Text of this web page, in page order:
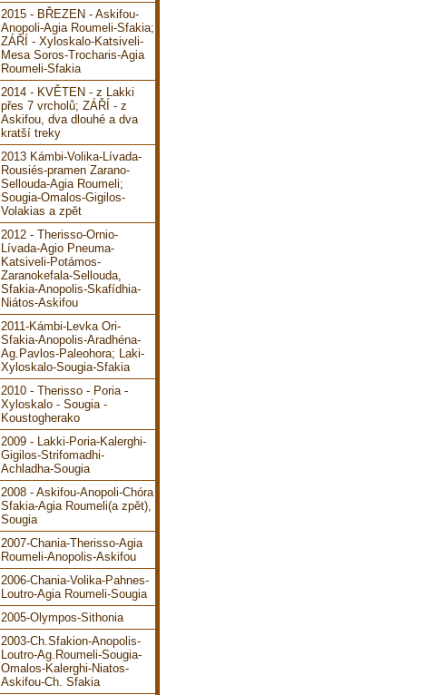
2015 - BŘEZEN - Askifou-
Anopoli-Agia Roumeli-Sfakia;
ZÁŘÍ - Xyloskalo-Katsiveli-
Mesa Soros-Trocharis-Agia
Roumeli-Sfakia
2014 - KVĚTEN - z Lakki
přes 7 vrcholů; ZÁŘÍ - z
Askifou, dva dlouhé a dva
kratší treky
2013 Kámbi-Volika-Lívada-
Rousiés-pramen Zarano-
Sellouda-Agia Roumeli;
Sougia-Omalos-Gigilos-
Volakias a zpět
2012 - Therisso-Ornio-
Lívada-Agio Pneuma-
Katsiveli-Potámos-
Zaranokefala-Sellouda,
Sfakia-Anopolis-Skafídhia-
Niátos-Askifou
2011-Kámbi-Levka Ori-
Sfakia-Anopolis-Aradhéna-
Ag.Pavlos-Paleohora; Laki-
Xyloskalo-Sougia-Sfakia
2010 - Therisso - Poria -
Xyloskalo - Sougia -
Koustogherako
2009 - Lakki-Poria-Kalerghi-
Gigilos-Strifomadhi-
Achladha-Sougia
2008 - Askifou-Anopoli-Chóra
Sfakia-Agia Roumeli(a zpět),
Sougia
2007-Chania-Therisso-Agia
Roumeli-Anopolis-Askifou
2006-Chania-Volika-Pahnes-
Loutro-Agia Roumeli-Sougia
2005-Olympos-Sithonia
2003-Ch.Sfakion-Anopolis-
Loutro-Ag.Roumeli-Sougia-
Omalos-Kalerghi-Niatos-
Askifou-Ch. Sfakia